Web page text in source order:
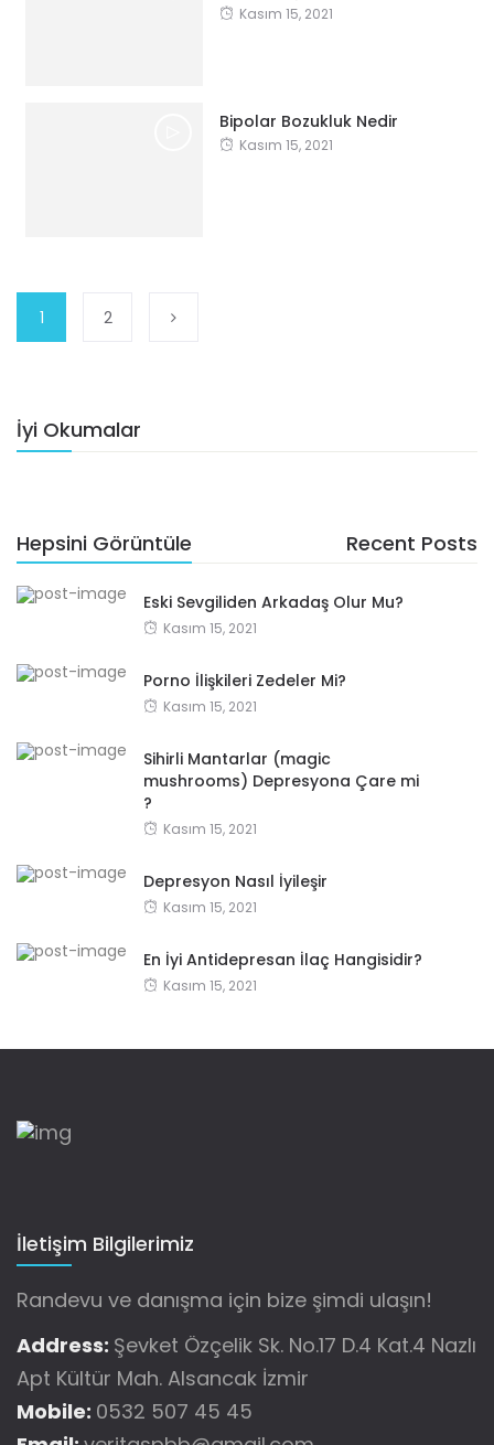
Kasım 15, 2021
Bipolar Bozukluk Nedir
Kasım 15, 2021
1 2
İyi Okumalar
Hepsini Görüntüle Recent Posts
Eski Sevgiliden Arkadaş Olur Mu?
Kasım 15, 2021
Porno İlişkileri Zedeler Mi?
Kasım 15, 2021
Sihirli Mantarlar (magic
mushrooms) Depresyona Çare mi
?
Kasım 15, 2021
Depresyon Nasıl İyileşir
Kasım 15, 2021
En İyi Antidepresan İlaç Hangisidir?
Kasım 15, 2021
İletişim Bilgilerimiz
Randevu ve danışma için bize şimdi ulaşın!
Address: Şevket Özçelik Sk. No.17 D.4 Kat.4 Nazlı
Apt Kültür Mah. Alsancak İzmir
Mobile: 0532 507 45 45